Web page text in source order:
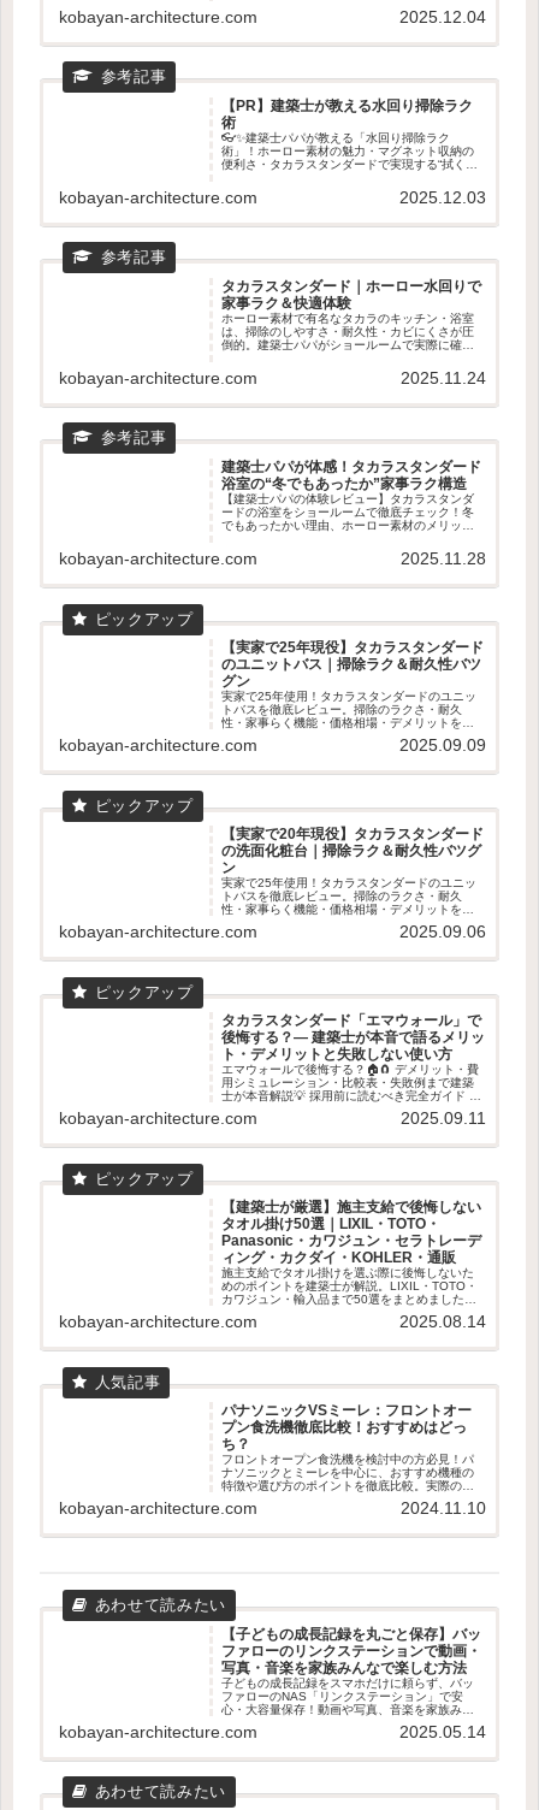
カラスタンダードが選ばれる理由を専門目線で
紹介。ショールームで確認すべきポイントもわ
kobayan-architecture.com 2025.12.04
【PR】建築士が教える水回り掃除ラク
術
👓✨建築士パパが教える「水回り掃除ラク
術」！ホーロー素材の魅力・マグネット収納の
便利さ・タカラスタンダードで実現する“拭くだ
洗面が驚くほどラクになる理由を紹介します💖
🧼
kobayan-architecture.com 2025.12.03
タカラスタンダード｜ホーロー水回りで
家事ラク＆快適体験
ホーロー素材で有名なタカラのキッチン・浴室
は、掃除のしやすさ・耐久性・カビにくさが圧
倒的。建築士パパがショールームで実際に確認
かりやすく紹介。新築・リフォームの前に読ん
でおきたい家事ラクの知恵🧽✨
kobayan-architecture.com 2025.11.24
建築士パパが体感！タカラスタンダード
浴室の“冬でもあったか”家事ラク構造
【建築士パパの体験レビュー】タカラスタンダ
ードの浴室をショールームで徹底チェック！冬
でもあったかい理由、ホーロー素材のメリッ
で詳しく解説。寒いお風呂を快適にしたい人必
見のPR記事です。
kobayan-architecture.com 2025.11.28
【実家で25年現役】タカラスタンダード
のユニットバス｜掃除ラク＆耐久性バツ
グン
実家で25年使用！タカラスタンダードのユニッ
トバスを徹底レビュー。掃除のラクさ・耐久
性・家事らく機能・価格相場・デメリットを数
kobayan-architecture.com 2025.09.09
【実家で20年現役】タカラスタンダード
の洗面化粧台｜掃除ラク＆耐久性バツグ
ン
実家で25年使用！タカラスタンダードのユニッ
トバスを徹底レビュー。掃除のラクさ・耐久
性・家事らく機能・価格相場・デメリットを数
kobayan-architecture.com 2025.09.06
タカラスタンダード「エマウォール」で
後悔する？― 建築士が本音で語るメリッ
ト・デメリットと失敗しない使い方
エマウォールで後悔する？🏠🧲 デメリット・費
用シミュレーション・比較表・失敗例まで建築
士が本音解説💡 採用前に読むべき完全ガイド 👓
kobayan-architecture.com 2025.09.11
【建築士が厳選】施主支給で後悔しない
タオル掛け50選｜LIXIL・TOTO・
Panasonic・カワジュン・セラトレーデ
ィング・カクダイ・KOHLER・通販
施主支給でタオル掛けを選ぶ際に後悔しないた
めのポイントを建築士が解説。LIXIL・TOTO・
カワジュン・輸入品まで50選をまとめました。
kobayan-architecture.com 2025.08.14
パナソニックVSミーレ：フロントオー
プン食洗機徹底比較！おすすめはどっ
ち？
フロントオープン食洗機を検討中の方必見！パ
ナソニックとミーレを中心に、おすすめ機種の
特徴や選び方のポイントを徹底比較。実際のユ
びをサポートします。容量、乾燥機能、使いや
kobayan-architecture.com 2024.11.10
【子どもの成長記録を丸ごと保存】バッ
ファローのリンクステーションで動画・
写真・音楽を家族みんなで楽しむ方法
子どもの成長記録をスマホだけに頼らず、バッ
ファローのNAS「リンクステーション」で安
心・大容量保存！動画や写真、音楽を家族みん
トをわかりやすく解説します。
kobayan-architecture.com 2025.05.14